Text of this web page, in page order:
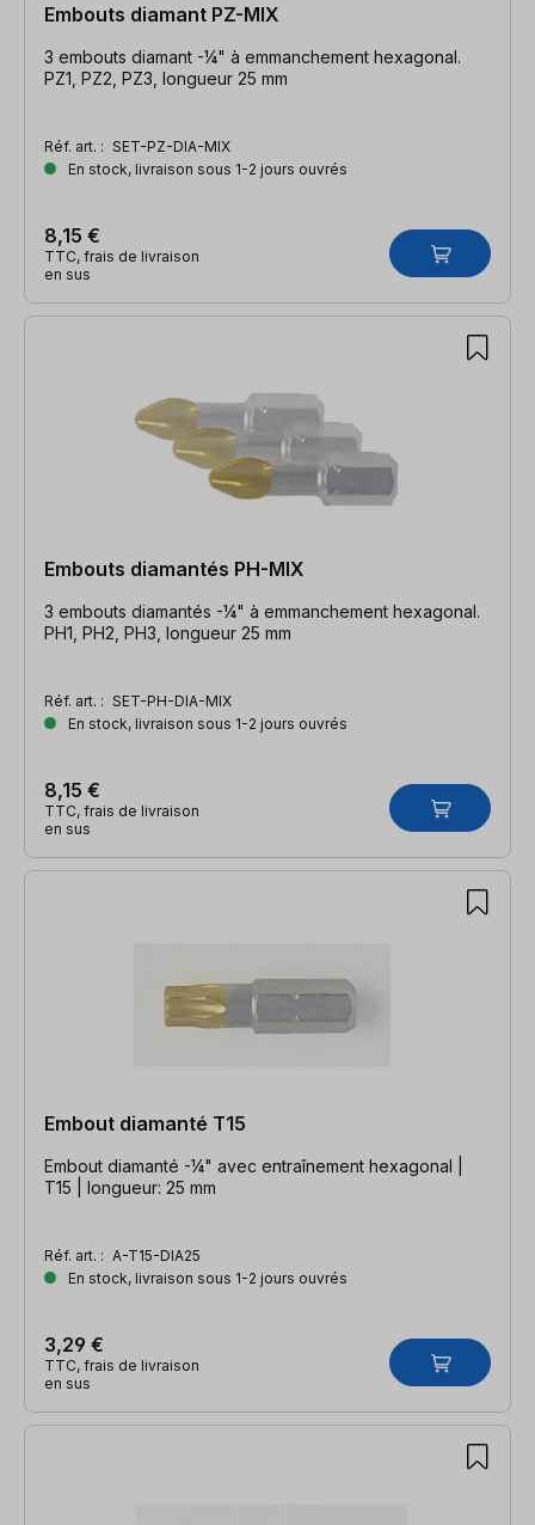
Embouts diamant PZ-MIX
3 embouts diamant -¼" à emmanchement hexagonal.
PZ1, PZ2, PZ3, longueur 25 mm
Réf. art. : SET-PZ-DIA-MIX
En stock, livraison sous 1-2 jours ouvrés
8,15 €
TTC, frais de livraison
en sus
Embouts diamantés PH-MIX
3 embouts diamantés -¼" à emmanchement hexagonal.
PH1, PH2, PH3, longueur 25 mm
Réf. art. : SET-PH-DIA-MIX
En stock, livraison sous 1-2 jours ouvrés
8,15 €
TTC, frais de livraison
en sus
Embout diamanté T15
Embout diamanté -¼" avec entraînement hexagonal |
T15 | longueur: 25 mm
Réf. art. : A-T15-DIA25
En stock, livraison sous 1-2 jours ouvrés
3,29 €
TTC, frais de livraison
en sus